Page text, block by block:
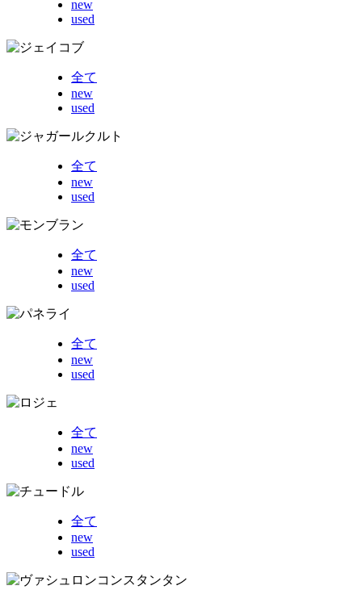
new
used
全て
new
used
全て
new
used
全て
new
used
全て
new
used
全て
new
used
全て
new
used